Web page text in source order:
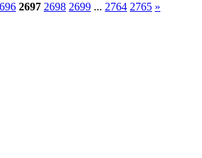
2697 2698 2699 ... 2764 2765 »